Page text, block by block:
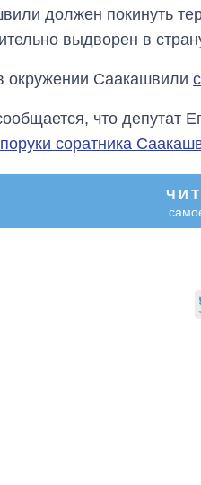
должен покинуть
выдворен в
окружении Саакашвили
что депутат
соратника